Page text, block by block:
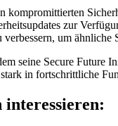
kompromittierten
zur
um
seine Secure Future
in fortschrittliche
interessieren: